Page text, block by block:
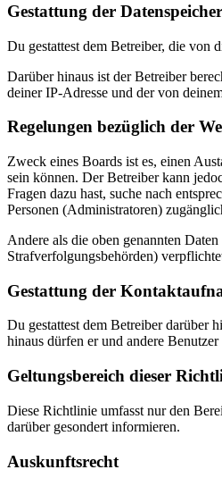
Gestattung der
Du gestattest dem Betreiber, die von
Darüber hinaus ist der Betreiber
deiner IP-Adresse und der von
Regelungen bezüglich der
Zweck eines Boards ist es, einen
sein können. Der Betreiber kann
Fragen dazu hast, suche nach
Personen (Administratoren)
Andere als die oben genannten
Strafverfolgungsbehörden)
Gestattung der
Du gestattest dem Betreiber darüber
hinaus dürfen er und andere
Geltungsbereich dieser
Diese Richtlinie umfasst nur den
darüber gesondert informieren.
Auskunftsrecht